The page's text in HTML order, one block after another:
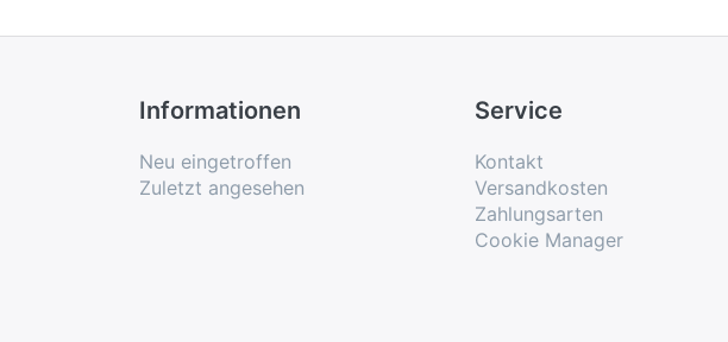
Informationen
Neu eingetroffen
Zuletzt angesehen
Service
Kontakt
Versandkosten
Zahlungsarten
Cookie Manager